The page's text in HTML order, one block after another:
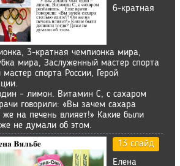
6-кратная
3-кратная чемпионка мира,
мира, Заслуженный мастер спорта
спорта России, Герой
– лимон. Витамин С, с сахаром
говорили: «Вы зачем сахара
же на печень влияет!» Какие были
не думали об этом.
13 слайд
Елена